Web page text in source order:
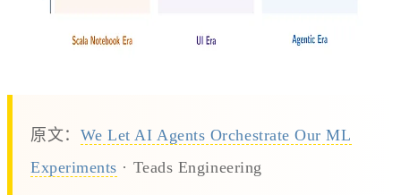
原文： We Let AI Agents Orchestrate Our ML
Experiments · Teads Engineering